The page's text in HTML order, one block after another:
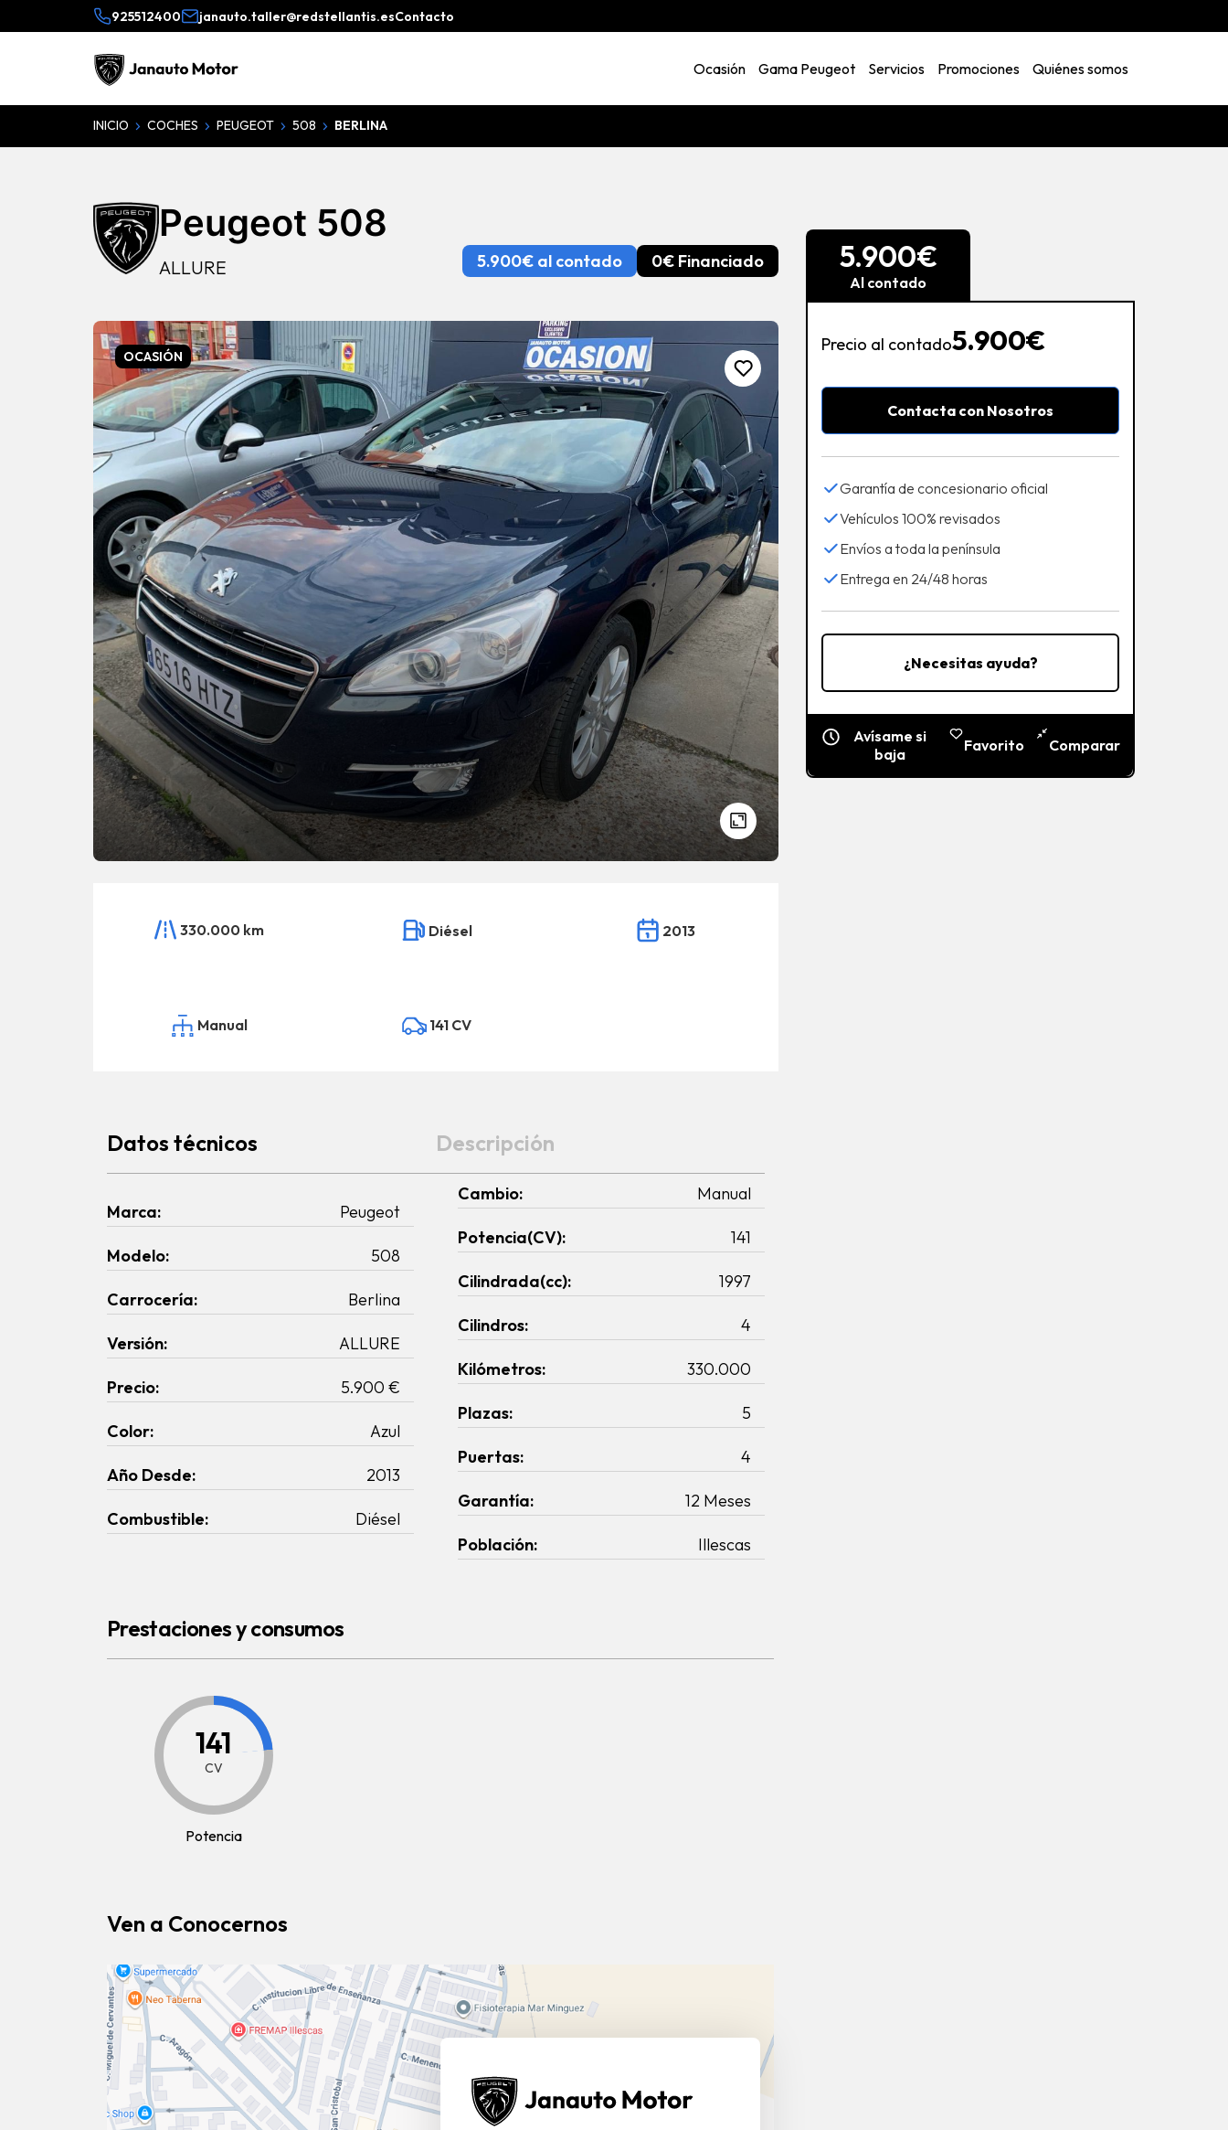
925512400 janauto.taller@redstellantis.esContacto
Ocasión Gama Peugeot Servicios Promociones Quiénes somos
INICIO COCHES PEUGEOT 508 BERLINA
Peugeot 508
ALLURE 5.900€ al contado 0€ Financiado
OCASIÓN
330.000 km Diésel 2013
Manual 141 CV
5.900€
Al contado
Precio al contado5.900€
Contacta con Nosotros
Garantía de concesionario oficial
Vehículos 100% revisados
Envíos a toda la península
Entrega en 24/48 horas
¿Necesitas ayuda?
Avísame si
baja
Favorito Comparar
Datos técnicos Descripción
Marca: Peugeot
Modelo: 508
Carrocería: Berlina
Versión: ALLURE
Precio: 5.900 €
Color: Azul
Año Desde: 2013
Combustible: Diésel
Cambio: Manual
Potencia(CV): 141
Cilindrada(cc): 1997
Cilindros: 4
Kilómetros: 330.000
Plazas: 5
Puertas: 4
Garantía: 12 Meses
Población: Illescas
Prestaciones y consumos
141
CV
Potencia
Ven a Conocernos